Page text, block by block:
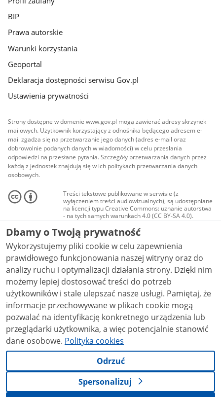
BIP
Prawa autorskie
Warunki korzystania
Geoportal
Deklaracja dostępności serwisu Gov.pl
Ustawienia prywatności
Strony dostępne w domenie www.gov.pl mogą zawierać adresy skrzynek
mailowych. Użytkownik korzystający z odnośnika będącego adresem e-
mail zgadza się na przetwarzanie jego danych (adres e-mail oraz
dobrowolnie podanych danych w wiadomości) w celu przesłania
odpowiedzi na przesłane pytania. Szczegóły przetwarzania danych przez
każdą z jednostek znajdują się w ich politykach przetwarzania danych
osobowych.
Treści tekstowe publikowane w serwisie (z
wyłączeniem treści audiowizualnych), są udostępniane
na licencji typu Creative Commons: uznanie autorstwa
- na tych samych warunkach 4.0 (CC BY-SA 4.0).
Materiały audiowizualne, w tym zdjęcia, materiały
audio i wideo, są udostępniane na licencji typu
Creative Commons: uznanie autorstwa użycie
niekomercyjne - bez utworów zależnych 4.0 (CC BY-
NC-ND 4.0), o ile nie jest to stwierdzone inaczej.
Dbamy o Twoją prywatność
Wykorzystujemy pliki cookie w celu zapewnienia
prawidłowego funkcjonowania naszej witryny oraz do
analizy ruchu i optymalizacji działania strony. Dzięki nim
możemy lepiej dostosować treści do potrzeb
użytkowników i stale ulepszać nasze usługi. Pamiętaj, że
informacje przechowywane w plikach cookie mogą
pozwalać na identyfikację konkretnego urządzenia lub
przeglądarki użytkownika, a więc potencjalnie stanowić
dane osobowe. Polityka cookies
Odrzuć
Spersonalizuj